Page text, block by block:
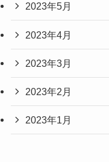
2023年5月
2023年4月
2023年3月
2023年2月
2023年1月